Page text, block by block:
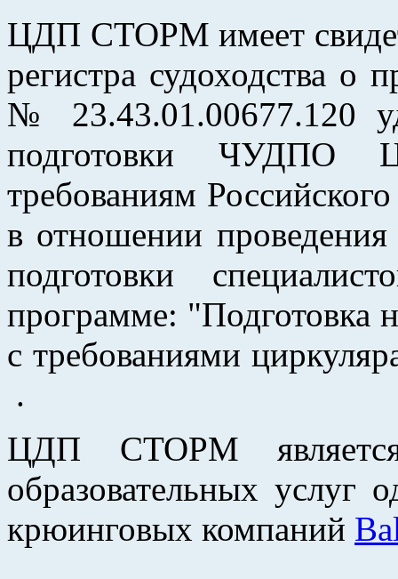
ЦДП СТОРМимеет
регистра судоходства о
№ 23.43.01.00677.120
подготовки ЧУДПО
требованиям
в отношении проведения
подготовки
программе: "Подготовка
с требованиями
.
ЦДП СТОРМ является
образовательных услуг
крюинговых компаний